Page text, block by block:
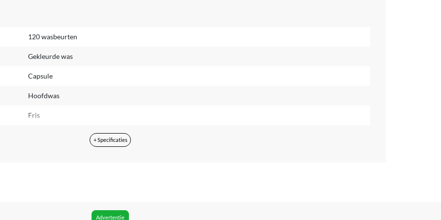
120 wasbeurten
Gekleurde was
Capsule
Hoofdwas
Fris
+ Specificaties
Advertentie